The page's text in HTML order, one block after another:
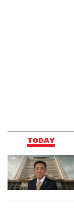
TODAY